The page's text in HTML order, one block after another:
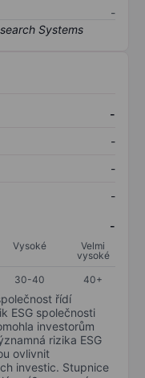
-
-
-
-
-
-
Vysoké
Velmi
vysoké
30-40 40+
řídí
ESG společnosti
investorům
rizika ESG
ovlivnit
investic. Stupnice